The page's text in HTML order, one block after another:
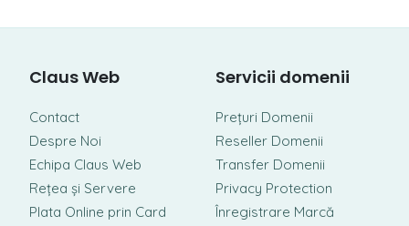
Claus Web
Contact
Despre Noi
Echipa Claus Web
Rețea și Servere
Plata Online prin Card
Servicii domenii
Prețuri Domenii
Reseller Domenii
Transfer Domenii
Privacy Protection
Înregistrare Marcă